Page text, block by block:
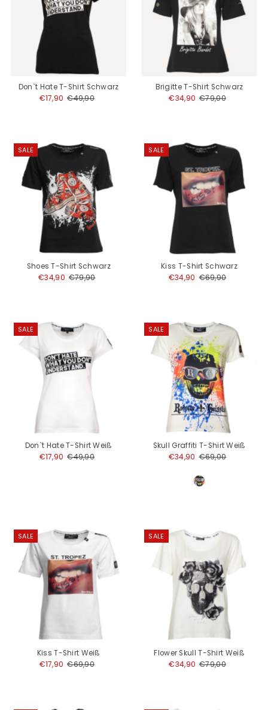
Don`t Hate T-Shirt Schwarz
Angebotspreis
€17,90 Regulärer
€49,90
Brigitte T-Shirt Schwarz
Angebotspreis
€34,90 Regulärer
€79,00
SALE
Shoes T-Shirt Schwarz
Angebotspreis
€34,90 Regulärer
€79,90
SALE
Kiss T-Shirt Schwarz
Angebotspreis
€34,90 Regulärer
€69,90
SALE
Don`t Hate T-Shirt Weiß
Angebotspreis
€17,90 Regulärer
€49,90
SALE
Skull Graffiti T-Shirt Weiß
Angebotspreis
€34,90 Regulärer
€69,00
SALE
Kiss T-Shirt Weiß
Angebotspreis
€17,90 Regulärer
€69,90
SALE
Flower Skull T-Shirt Weiß
Angebotspreis
€34,90 Regulärer
€79,00